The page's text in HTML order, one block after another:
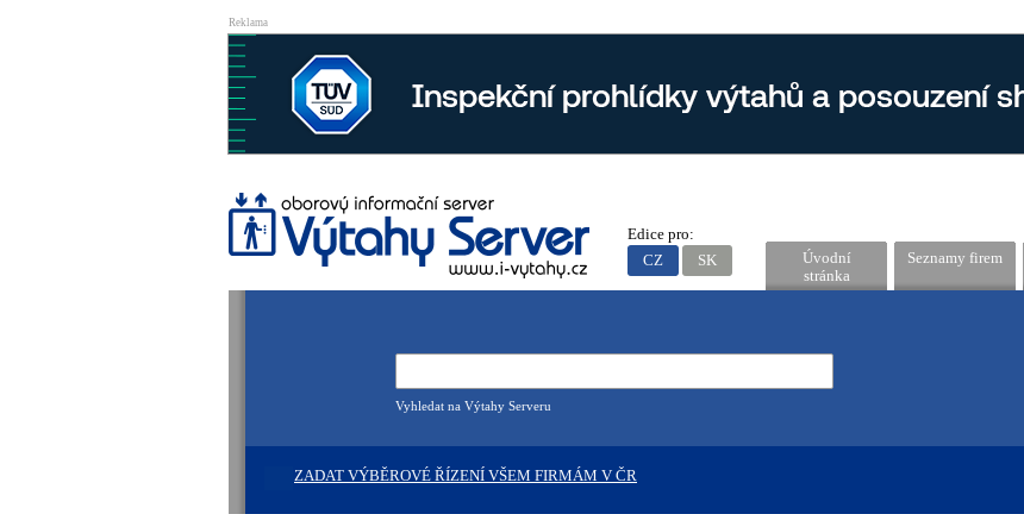
Reklama
Úvodní
stránka
Seznamy firem
Vyhledat na Výtahy Serveru
ZADAT VÝBĚROVÉ ŘÍZENÍ VŠEM FIRMÁM V ČR
Edice pro:
CZ
SK